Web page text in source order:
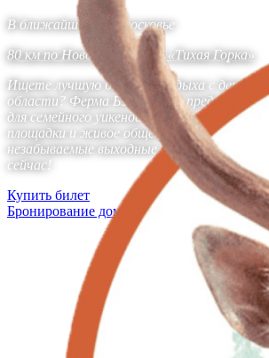
В ближайшем Подмосковье
80 км по Новой риге, СНТ «Тихая Горка»
Ищете лучшую базу для отдыха с детьми в
области? Ферма Бэмби Лэнд предлагает
для семейного уикенда: уютные экодомики,
площадки и живое общение с оленями.
незабываемые выходные на природе для
сейчас!
Купить билет
Бронирование дома